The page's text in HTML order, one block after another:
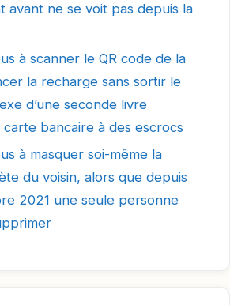
avant ne se voit pas depuis la
à scanner le QR code de la
la recharge sans sortir le
d’une seconde livre
bancaire à des escrocs
à masquer soi-même la
du voisin, alors que depuis
2021 une seule personne